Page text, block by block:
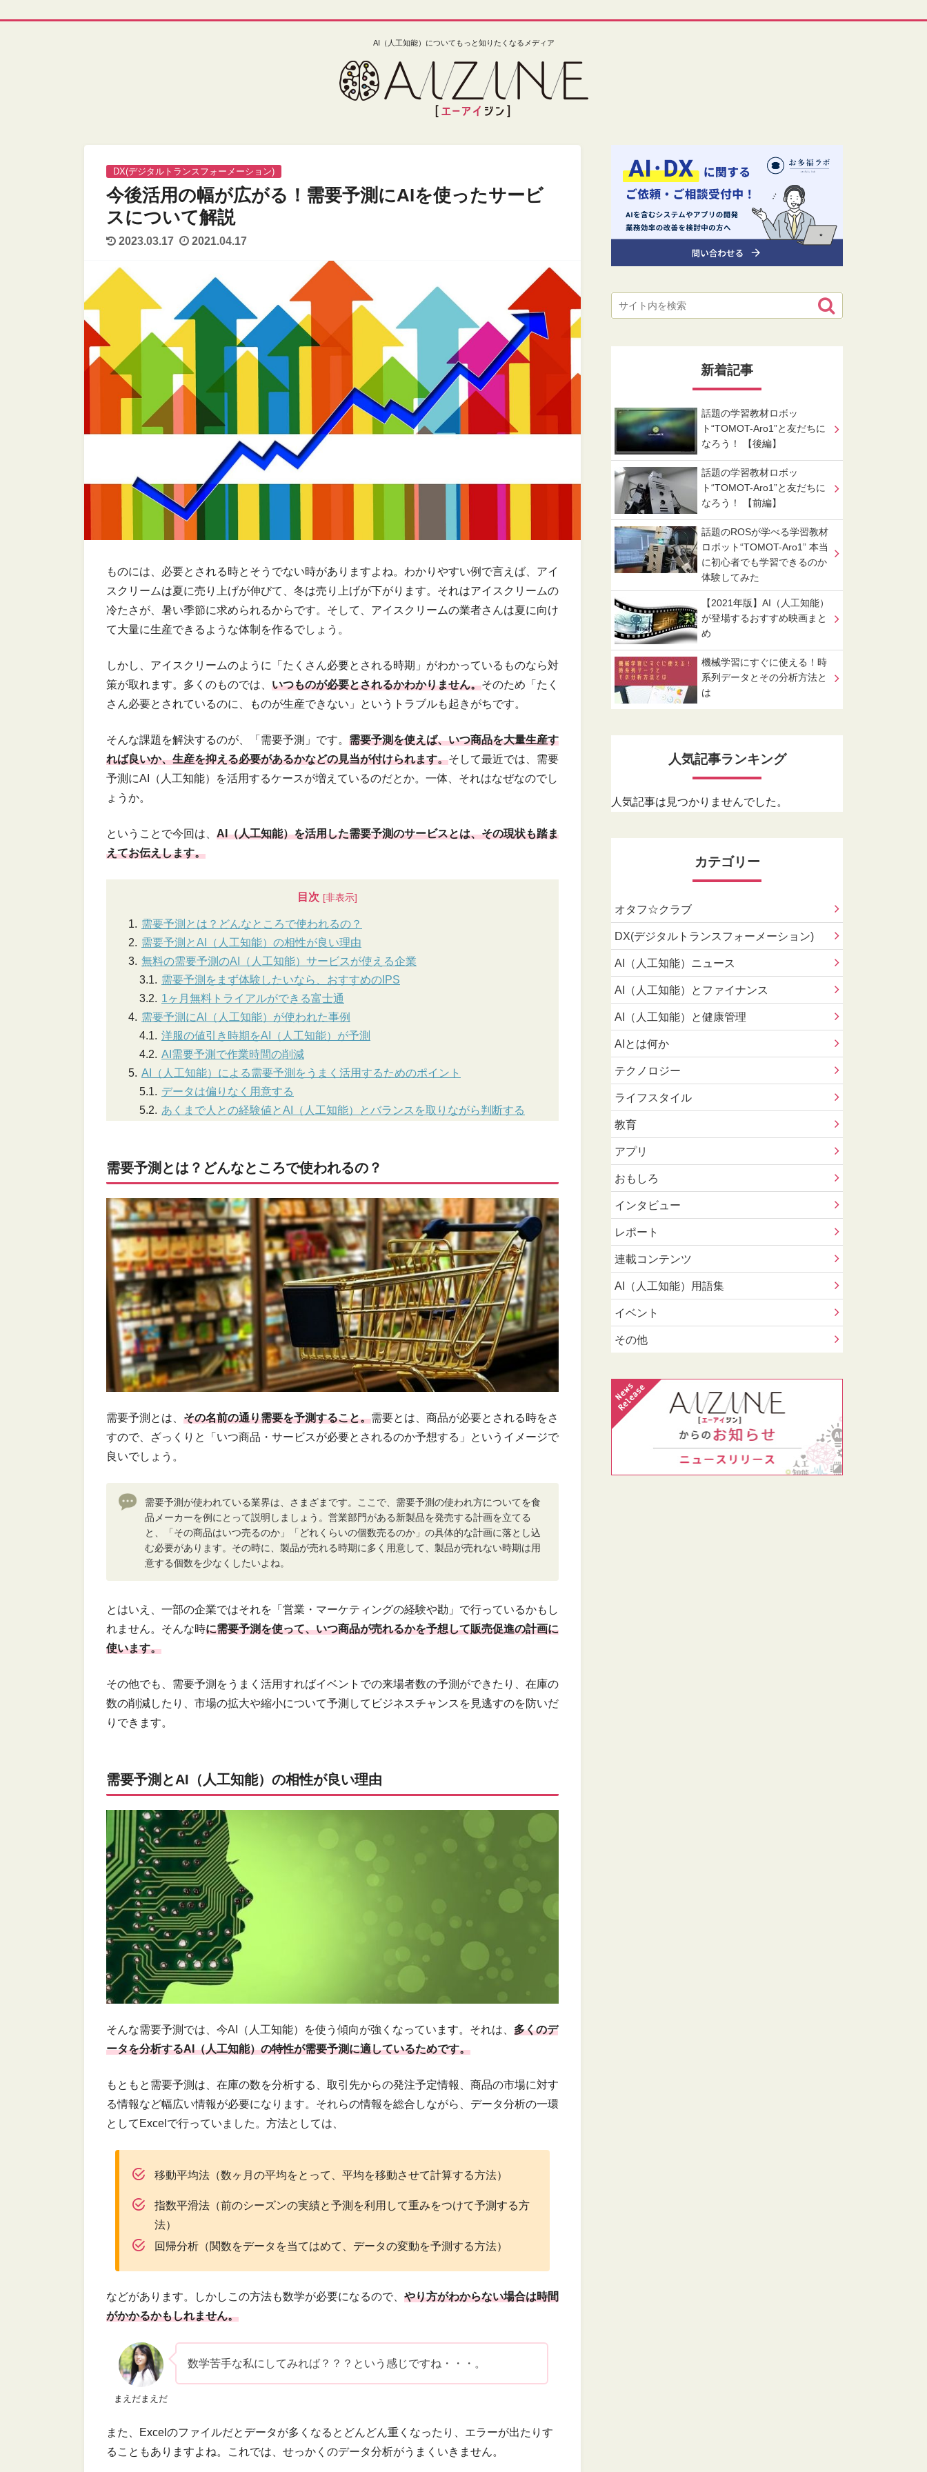
AI（人工知能）についてもっと知りたくなるメディア
DX(デジタルトランスフォーメーション)
今後活用の幅が広がる！需要予測にAIを使ったサービ
スについて解説
2023.03.17 2021.04.17
ものには、必要とされる時とそうでない時がありますよね。わかりやすい例で言えば、アイ
スクリームは夏に売り上げが伸びて、冬は売り上げが下がります。それはアイスクリームの
冷たさが、暑い季節に求められるからです。そして、アイスクリームの業者さんは夏に向け
て大量に生産できるような体制を作るでしょう。
しかし、アイスクリームのように「たくさん必要とされる時期」がわかっているものなら対
策が取れます。多くのものでは、 いつものが必要とされるかわかりません。そのため「たく
さん必要とされているのに、ものが生産できない」というトラブルも起きがちです。
そんな課題を解決するのが、「需要予測」です。 需要予測を使えば、いつ商品を大量生産す
れば良いか、生産を抑える必要があるかなどの見当が付けられます。そして最近では、需要
予測にAI（人工知能）を活用するケースが増えているのだとか。一体、それはなぜなのでし
ょうか。
ということで今回は、 AI（人工知能）を活用した需要予測のサービスとは、その現状も踏ま
えてお伝えします。
目次
需要予測とは？どんなところで使われるの？
需要予測とAI（人工知能）の相性が良い理由
無料の需要予測のAI（人工知能）サービスが使える企業
需要予測をまず体験したいなら、おすすめのIPS
1ヶ月無料トライアルができる富士通
需要予測にAI（人工知能）が使われた事例
洋服の値引き時期をAI（人工知能）が予測
AI需要予測で作業時間の削減
AI（人工知能）による需要予測をうまく活用するためのポイント
データは偏りなく用意する
あくまで人との経験値とAI（人工知能）とバランスを取りながら判断する
需要予測とは？どんなところで使われるの？
需要予測とは、 その名前の通り需要を予測すること。需要とは、商品が必要とされる時をさ
すので、ざっくりと「いつ商品・サービスが必要とされるのか予想する」というイメージで
良いでしょう。
需要予測が使われている業界は、さまざまです。ここで、需要予測の使われ方についてを食
品メーカーを例にとって説明しましょう。営業部門がある新製品を発売する計画を立てる
と、「その商品はいつ売るのか」「どれくらいの個数売るのか」の具体的な計画に落とし込
む必要があります。その時に、製品が売れる時期に多く用意して、製品が売れない時期は用
意する個数を少なくしたいよね。
とはいえ、一部の企業ではそれを「営業・マーケティングの経験や勘」で行っているかもし
れません。そんな時に需要予測を使って、いつ商品が売れるかを予想して販売促進の計画に
使います。
その他でも、需要予測をうまく活用すればイベントでの来場者数の予測ができたり、在庫の
数の削減したり、市場の拡大や縮小について予測してビジネスチャンスを見逃すのを防いだ
りできます。
需要予測とAI（人工知能）の相性が良い理由
そんな需要予測では、今AI（人工知能）を使う傾向が強くなっています。それは、 多くのデ
ータを分析するAI（人工知能）の特性が需要予測に適しているためです。
もともと需要予測は、在庫の数を分析する、取引先からの発注予定情報、商品の市場に対す
る情報など幅広い情報が必要になります。それらの情報を総合しながら、データ分析の一環
としてExcelで行っていました。方法としては、
移動平均法（数ヶ月の平均をとって、平均を移動させて計算する方法）
指数平滑法（前のシーズンの実績と予測を利用して重みをつけて予測する方
法）
回帰分析（関数をデータを当てはめて、データの変動を予測する方法）
などがあります。しかしこの方法も数学が必要になるので、 やり方がわからない場合は時間
がかかるかもしれません。
まえだまえだ
数学苦手な私にしてみれば？？？という感じですね・・・。
また、Excelのファイルだとデータが多くなるとどんどん重くなったり、エラーが出たりす
ることもありますよね。これでは、せっかくのデータ分析がうまくいきません。
新着記事
話題の学習教材ロボッ
ト“TOMOT-Aro1”と友だちに
なろう！ 【後編】
話題の学習教材ロボッ
ト“TOMOT-Aro1”と友だちに
なろう！ 【前編】
話題のROSが学べる学習教材
ロボット“TOMOT-Aro1” 本当
に初心者でも学習できるのか
体験してみた
【2021年版】AI（人工知能）
が登場するおすすめ映画まと
め
機械学習にすぐに使える！時
系列データとその分析方法と
は
人気記事ランキング
人気記事は見つかりませんでした。
カテゴリー
オタフ☆クラブ
DX(デジタルトランスフォーメーション)
AI（人工知能）ニュース
AI（人工知能）とファイナンス
AI（人工知能）と健康管理
AIとは何か
テクノロジー
ライフスタイル
教育
アプリ
おもしろ
インタビュー
レポート
連載コンテンツ
AI（人工知能）用語集
イベント
その他